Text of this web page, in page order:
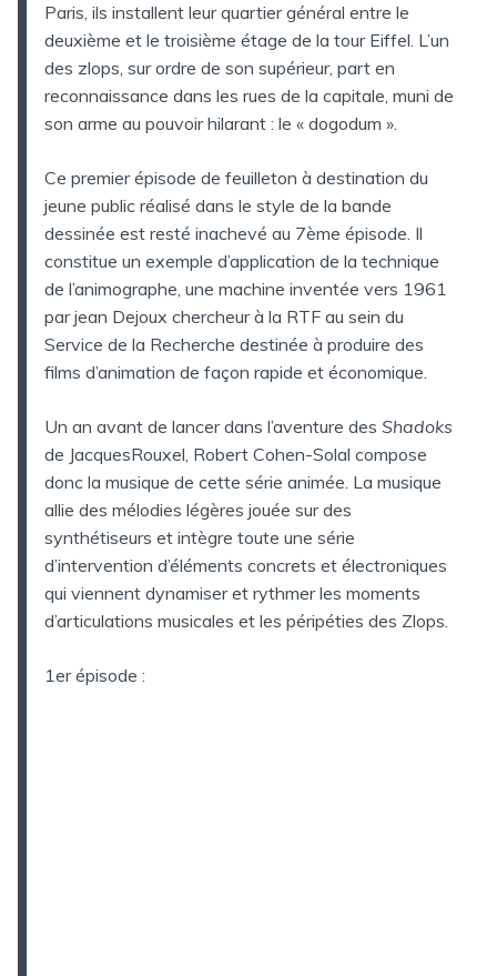
Paris, ils installent leur quartier général entre le
deuxième et le troisième étage de la tour Eiffel. L’un
des zlops, sur ordre de son supérieur, part en
reconnaissance dans les rues de la capitale, muni de
son arme au pouvoir hilarant : le « dogodum ».
Ce premier épisode de feuilleton à destination du
jeune public réalisé dans le style de la bande
dessinée est resté inachevé au 7ème épisode. Il
constitue un exemple d’application de la technique
de l’animographe, une machine inventée vers 1961
par jean Dejoux chercheur à la RTF au sein du
Service de la Recherche destinée à produire des
films d’animation de façon rapide et économique.
Un an avant de lancer dans l’aventure des Shadoks
de JacquesRouxel, Robert Cohen-Solal compose
donc la musique de cette série animée. La musique
allie des mélodies légères jouée sur des
synthétiseurs et intègre toute une série
d’intervention d’éléments concrets et électroniques
qui viennent dynamiser et rythmer les moments
d’articulations musicales et les péripéties des Zlops.
1er épisode :